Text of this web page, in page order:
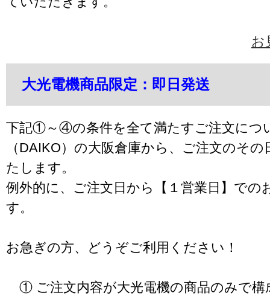
お
大光電機商品限定：即日発送
下記①～④の条件を全て満たすご注文につ
（DAIKO）の大阪倉庫から、ご注文のそ
たします。
例外的に、ご注文日から【１営業日】での
す。
お急ぎの方、どうぞご利用ください！
① ご注文内容が大光電機の商品のみで構